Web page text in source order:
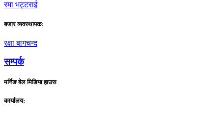
रमा भट्टराई
बजार व्यवस्थापक:
रक्षा बागचन्द
सम्पर्क
मर्निङ बेल मिडिया हाउस
कार्यालय: